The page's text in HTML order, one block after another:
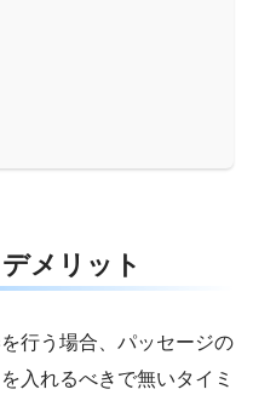
メリット
行う場合、パッセージの
入れるべきで無いタイミ